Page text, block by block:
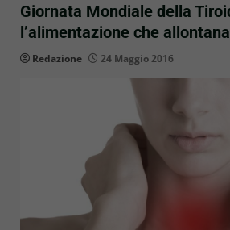
Giornata Mondiale della
l’alimentazione che
Redazione 24 Maggio 2016